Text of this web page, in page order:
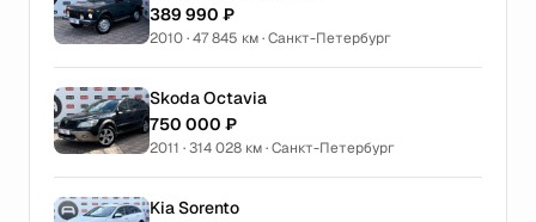
389 990 ₽
2010 · 47 845 км · Санкт-Петербург
Skoda Octavia
750 000 ₽
2011 · 314 028 км · Санкт-Петербург
Kia Sorento